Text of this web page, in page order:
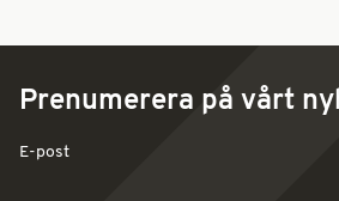
Prenumerera på vårt
E-post